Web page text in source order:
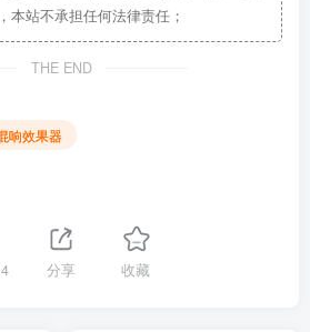
本站不承担任何法律责任；
THE END
响效果器
分享 收藏